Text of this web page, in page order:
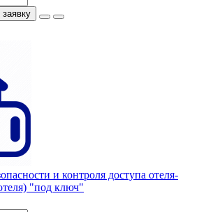
и контроля доступа отеля-
"под ключ"